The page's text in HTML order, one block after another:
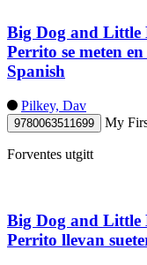
Big Dog and Little
Perrito se meten
Spanish
Pilkey, Dav
9780063511699 My
Forventes utgitt
Big Dog and Little
Perrito llevan